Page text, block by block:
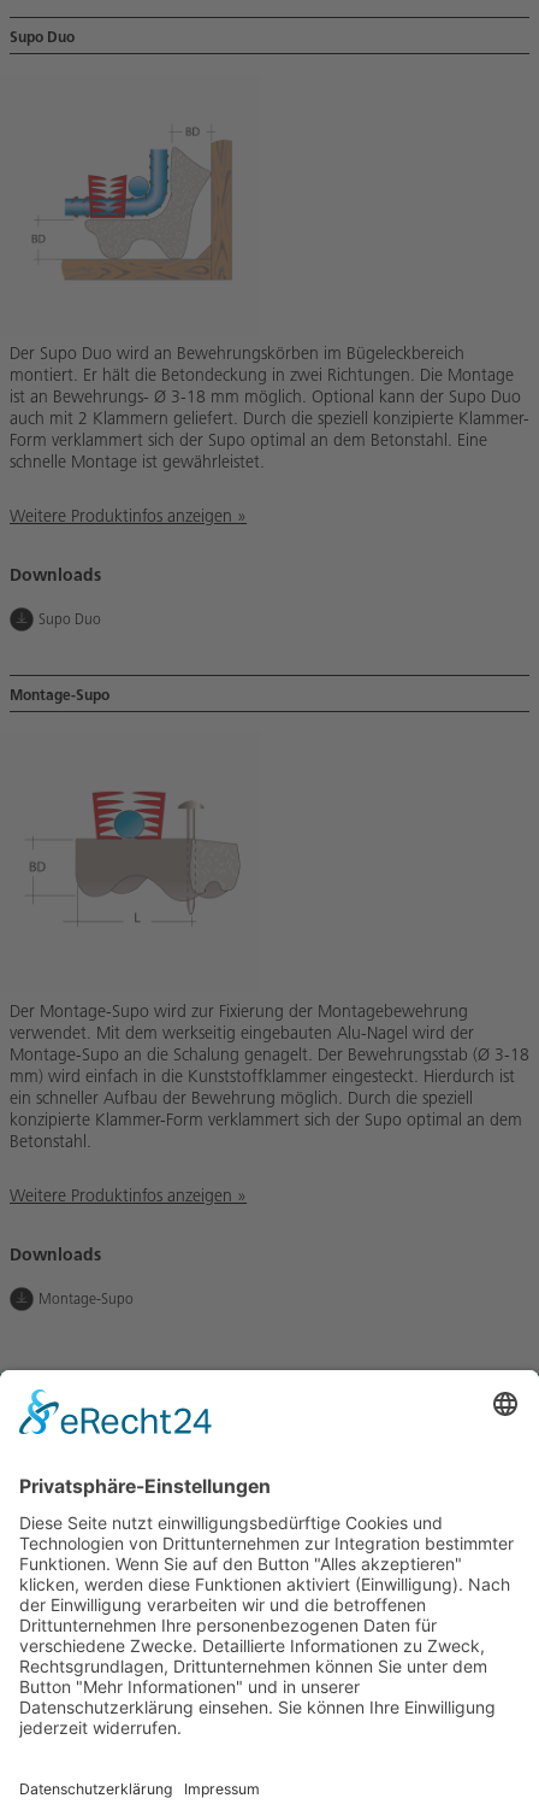
Supo Duo
Der Supo Duo wird an Bewehrungskörben im Bügeleckbereich
montiert. Er hält die Betondeckung in zwei Richtungen. Die Montage
ist an Bewehrungs- Ø 3-18 mm möglich. Optional kann der Supo Duo
auch mit 2 Klammern geliefert. Durch die speziell konzipierte Klammer-
Form verklammert sich der Supo optimal an dem Betonstahl. Eine
schnelle Montage ist gewährleistet.
Weitere Produktinfos anzeigen »
Downloads
Supo Duo
Montage-Supo
Der Montage-Supo wird zur Fixierung der Montagebewehrung
verwendet. Mit dem werkseitig eingebauten Alu-Nagel wird der
Montage-Supo an die Schalung genagelt. Der Bewehrungsstab (Ø 3-18
mm) wird einfach in die Kunststoffklammer eingesteckt. Hierdurch ist
ein schneller Aufbau der Bewehrung möglich. Durch die speziell
konzipierte Klammer-Form verklammert sich der Supo optimal an dem
Betonstahl.
Weitere Produktinfos anzeigen »
Downloads
Montage-Supo
bleiben
BETOMAX systems GmbH & Co. KG
Postfach 10 01 52 │ D-41401 Neuss
Dyckhofstrasse 1 │ D-41460 Neuss
Tel:+49 2131 2797-0
# Social